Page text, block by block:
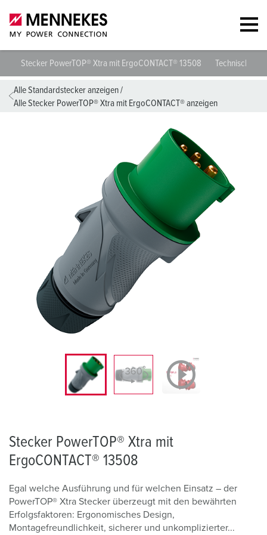
Stecker PowerTOP® Xtra mit ErgoCONTACT® 13508 Technische
Alle Standardstecker anzeigen/
Alle Stecker PowerTOP® Xtra mit ErgoCONTACT® anzeigen
Stecker PowerTOP® Xtra mit
ErgoCONTACT® 13508
Egal welche Ausführung und für welchen Einsatz – der
PowerTOP® Xtra Stecker überzeugt mit den bewährten
Erfolgsfaktoren: Ergonomisches Design,
Montagefreundlichkeit, sicherer und unkomplizierter...